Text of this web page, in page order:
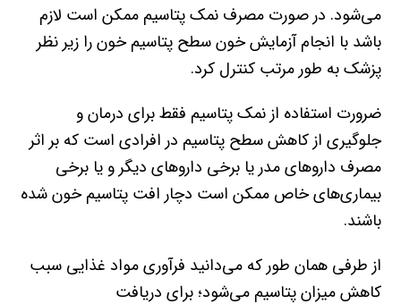
می‌شود. در صورت مصرف نمک پتاسیم ممکن است لازم
باشد با انجام آزمایش خون سطح پتاسیم خون را زیر نظر
پزشک به طور مرتب کنترل کرد.
ضرورت استفاده از نمک پتاسیم فقط برای درمان و
جلوگیری از کاهش سطح پتاسیم در افرادی است که بر اثر
مصرف داروهای مدر یا برخی داروهای دیگر و یا برخی
بیماری‌های خاص ممکن است دچار افت پتاسیم خون شده
باشند.
از طرفی همان طور که می‌دانید فرآوری مواد غذایی سبب
کاهش میزان پتاسیم می‌شود؛ برای دریافت